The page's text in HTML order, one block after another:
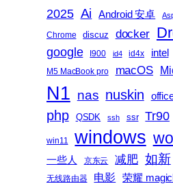
2025 Ai Android 安卓
Chrome discuz docker
google I900 id4 id4x intel
M5 MacBook pro macOS
N1 nas nuskin
php QSDK ssh ssr Tr90
win11 windows
一些人 京东云 减肥 如新
无线路由器
电影 荣耀